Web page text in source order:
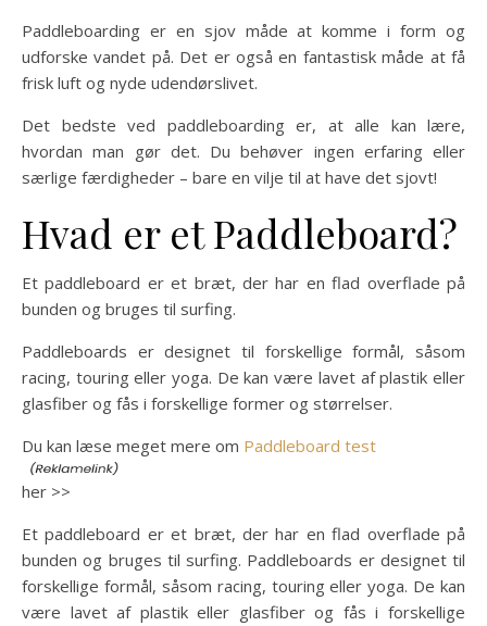
Paddleboarding er en sjov måde at komme i form og
udforske vandet på. Det er også en fantastisk måde at få
frisk luft og nyde udendørslivet.
Det bedste ved paddleboarding er, at alle kan lære,
hvordan man gør det. Du behøver ingen erfaring eller
særlige færdigheder – bare en vilje til at have det sjovt!
Hvad er et Paddleboard?
Et paddleboard er et bræt, der har en flad overflade på
bunden og bruges til surfing.
Paddleboards er designet til forskellige formål, såsom
racing, touring eller yoga. De kan være lavet af plastik eller
glasfiber og fås i forskellige former og størrelser.
Du kan læse meget mere om Paddleboard test
her >>
Et paddleboard er et bræt, der har en flad overflade på
bunden og bruges til surfing. Paddleboards er designet til
forskellige formål, såsom racing, touring eller yoga. De kan
være lavet af plastik eller glasfiber og fås i forskellige